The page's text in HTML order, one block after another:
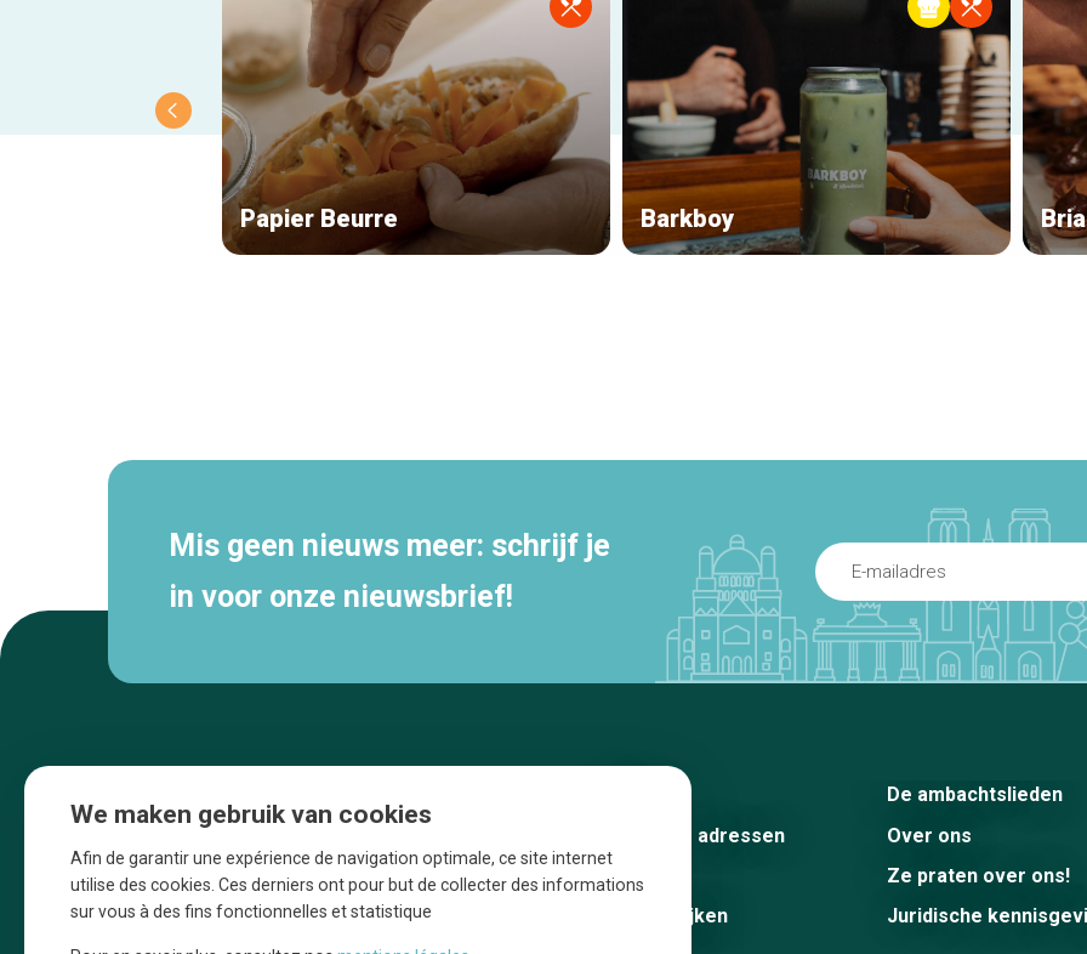
Papier Beurre Barkboy
Mis geen nieuws meer: schrijf je
in voor onze nieuwsbrief!
Une initiative d’Entreprendre Bruxelles pour
De beste adressen
Blog
Winkelwijken
De ambachtslieden
Over ons
Ze praten over ons!
Juridische
We maken gebruik van cookies
Afin de garantir une expérience de navigation optimale, ce site internet
utilise des cookies. Ces derniers ont pour but de collecter des informations
sur vous à des fins fonctionnelles et statistique